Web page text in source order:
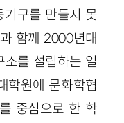
구를 만들지 못
함께 2000년대
를 설립하는 일
학원에 문화학협
중심으로 한 학